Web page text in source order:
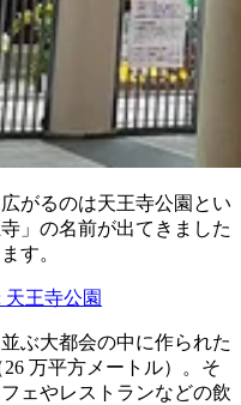
がるのは天王寺公園とい
」の名前が出てきました
す。
王寺公園
ぶ大都会の中に作られた
万平方メートル）。そ
ェやレストランなどの飲